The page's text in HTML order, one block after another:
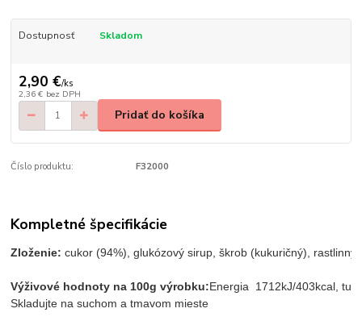
Dostupnosť Skladom
2,90 €/ks
2,36 € bez DPH
Pridať do košíka
Číslo produktu: F32000
Kompletné špecifikácie
Zloženie: cukor (94%), glukózový sirup, škrob (kukuričný), rastlinný
Výživové hodnoty na 100g výrobku:Energia  1712kJ/403kcal,
Skladujte na suchom a tmavom mieste